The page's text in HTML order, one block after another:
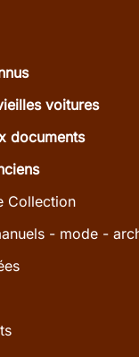
voitures
documents
Collection
- mode -